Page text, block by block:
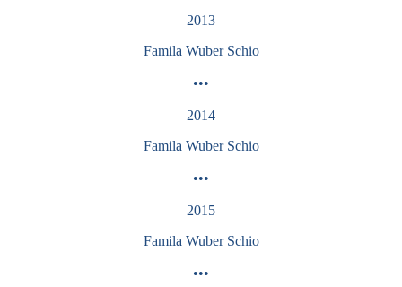
2013
Famila Wuber Schio
•••
2014
Famila Wuber Schio
•••
2015
Famila Wuber Schio
•••